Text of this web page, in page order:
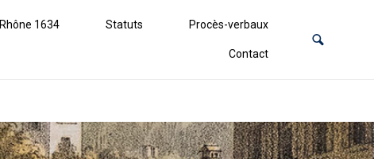
Rhône 1634 Statuts Procès-verbaux
Contact